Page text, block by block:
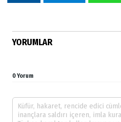
YORUMLAR
0 Yorum